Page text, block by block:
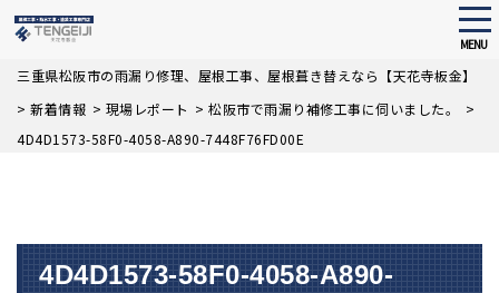
Skip
main
content
MENU
三重県松阪市の雨漏り修理、屋根工事、屋根葺き替えなら【天花寺板金】
> 新着情報 > 現場レポート > 松阪市で雨漏り補修工事に伺いました。
>
4D4D1573-58F0-4058-A890-7448F76FD00E
4D4D1573-58F0-4058-A890-